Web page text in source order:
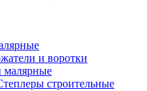
и воротки
малярные
строительные